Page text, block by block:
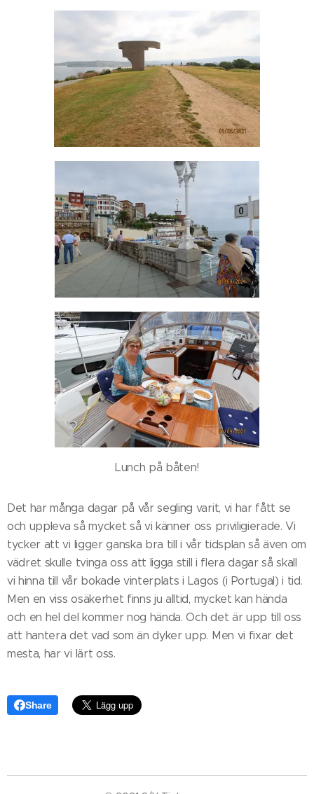
Lunch på båten!
Det har många dagar på vår segling varit, vi har fått se
och uppleva så mycket så vi känner oss priviligierade. Vi
tycker att vi ligger ganska bra till i vår tidsplan så även om
vädret skulle tvinga oss att ligga still i flera dagar så skall
vi hinna till vår bokade vinterplats i Lagos (i Portugal) i tid.
Men en viss osäkerhet finns ju alltid, mycket kan hända
och en hel del kommer nog hända. Och det är upp till oss
att hantera det vad som än dyker upp. Men vi fixar det
mesta, har vi lärt oss.
Share